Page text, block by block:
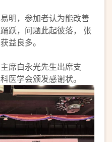
明，参加者认为能改善
跃，问题此起彼落， 张
益良多。
席白永光先生出席支
医学会颁发感谢状。